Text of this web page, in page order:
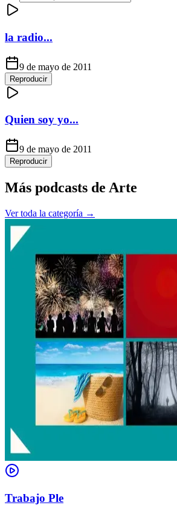
la radio...
9 de mayo de 2011
Reproducir
Quien soy yo...
9 de mayo de 2011
Reproducir
Más podcasts de Arte
Ver toda la categoría →
Trabajo Ple